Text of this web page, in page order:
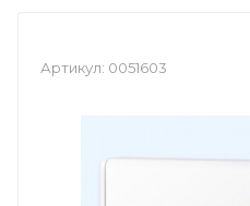
Артикул: 0051603